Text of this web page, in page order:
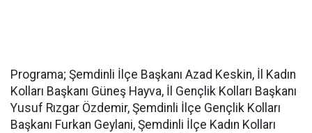
Programa; Şemdinli İlçe Başkanı Azad Keskin, İl Kadın
Kolları Başkanı Güneş Hayva, İl Gençlik Kolları Başkanı
Yusuf Rızgar Özdemir, Şemdinli İlçe Gençlik Kolları
Başkanı Furkan Geylani, Şemdinli İlçe Kadın Kolları